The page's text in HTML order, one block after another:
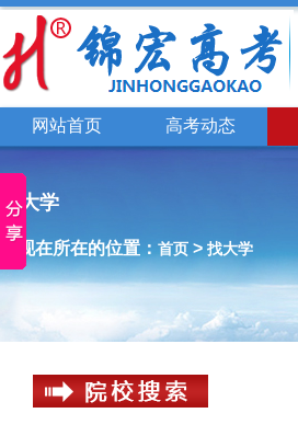
网站首页 高考动态
找大学
您现在所在的位置： 首页 > 找大学